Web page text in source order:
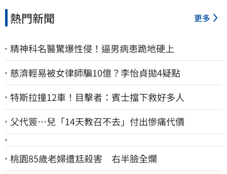
熱門新聞 更多
精神科名醫驚爆性侵！逼男病患跪地硬上
慈濟輕易被女律師騙10億？李怡貞拋4疑點
特斯拉撞12車！目擊者：賓士擋下救好多人
父代簽…兒「14天教召不去」付出慘痛代價
桃園85歲老婦遭尪殺害 右半臉全爛